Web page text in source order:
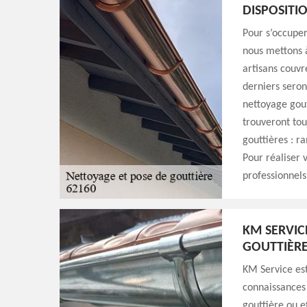
Pour
nous mettons
artisans
derniers
nettoyage
trouveront
gouttières :
Pour réaliser
KM
KM Service